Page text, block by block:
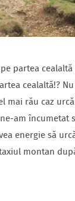
partea cealaltă
cealaltă!?
mai rău caz
am încumetat
energie să
montan